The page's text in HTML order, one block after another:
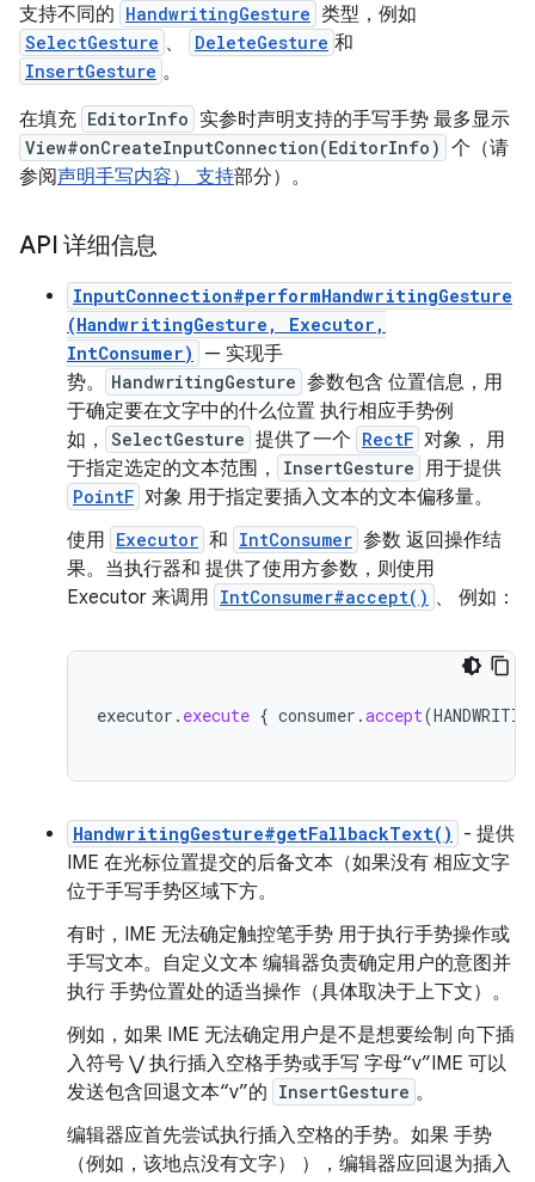
支持不同的 HandwritingGesture 类型，例如
SelectGesture 、 DeleteGesture 和
InsertGesture 。
在填充 EditorInfo 实参时声明支持的手写手势 最多显示
View#onCreateInputConnection(EditorInfo) 个（请
参阅声明手写内容） 支持部分）。
API 详细信息
InputConnection#performHandwritingGesture
(HandwritingGesture, Executor,
IntConsumer)
— 实现手
势。
HandwritingGesture 参数包含 位置信息，用
于确定要在文字中的什么位置 执行相应手势例
如，
SelectGesture 提供了一个 RectF 对象， 用
于指定选定的文本范围，
InsertGesture 用于提供
PointF 对象 用于指定要插入文本的文本偏移量。
使用 Executor 和 IntConsumer 参数 返回操作结
果。当执行器和 提供了使用方参数，则使用
Executor 来调用 IntConsumer#accept() 、 例如：
executor . execute { consumer .accept(
HandwritingGesture#getFallbackText()
- 提供
IME 在光标位置提交的后备文本（如果没有 相应文字
位于手写手势区域下方。
有时，IME 无法确定触控笔手势 用于执行手势操作或
手写文本。自定义文本 编辑器负责确定用户的意图并
执行 手势位置处的适当操作（具体取决于上下文）。
例如，如果 IME 无法确定用户是不是想要绘制 向下插
入符号 ⋁ 执行插入空格手势或手写 字母“v”IME 可以
发送包含回退文本“v”的 InsertGesture 。
编辑器应首先尝试执行插入空格的手势。如果 手势
（例如，该地点没有文字） ），编辑器应回退为插入